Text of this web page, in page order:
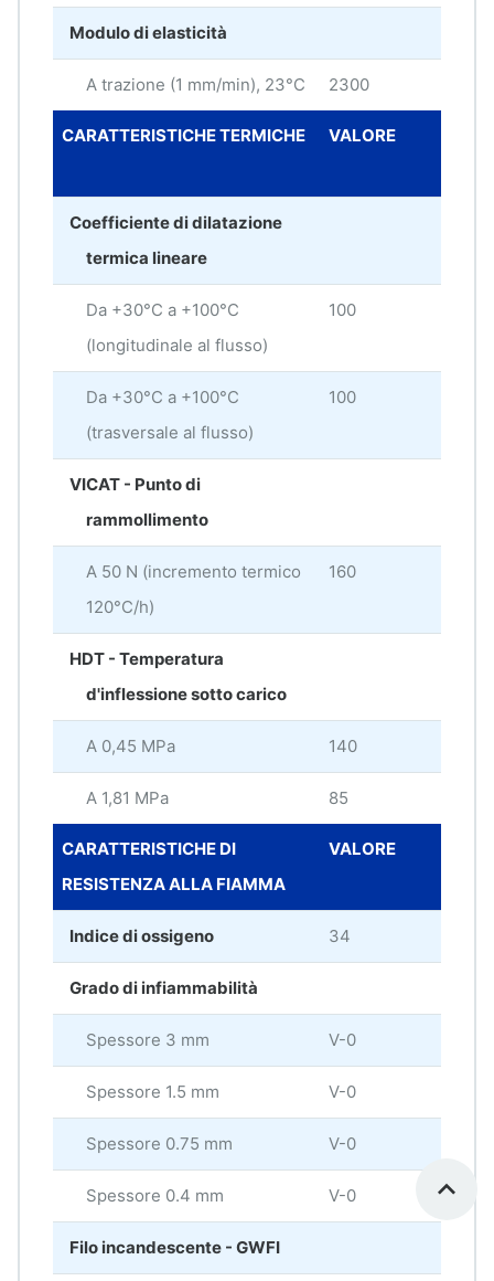
Modulo di elasticità
A trazione (1 mm/min), 23°C 2300
CARATTERISTICHE TERMICHE VALORE
Coefficiente di dilatazione
termica lineare
Da +30°C a +100°C
(longitudinale al flusso)
100
Da +30°C a +100°C
(trasversale al flusso)
100
VICAT - Punto di
rammollimento
A 50 N (incremento termico
120°C/h)
160
HDT - Temperatura
d'inflessione sotto carico
A 0,45 MPa 140
A 1,81 MPa 85
CARATTERISTICHE DI
RESISTENZA ALLA FIAMMA
VALORE
Indice di ossigeno 34
Grado di infiammabilità
Spessore 3 mm V-0
Spessore 1.5 mm V-0
Spessore 0.75 mm V-0
Spessore 0.4 mm V-0
Filo incandescente - GWFI